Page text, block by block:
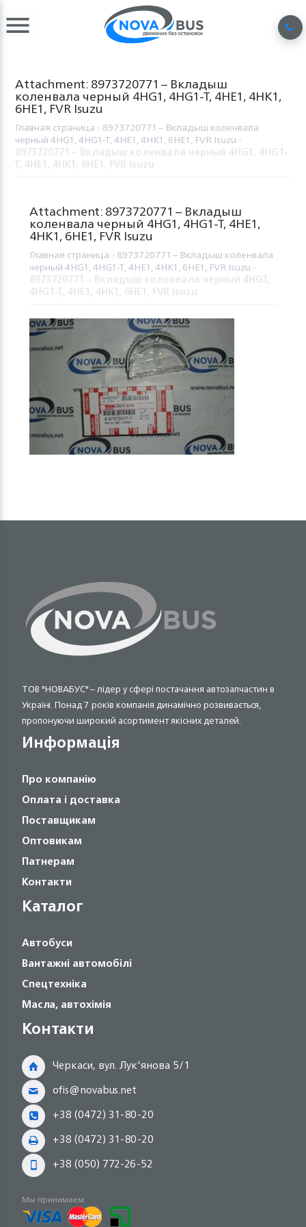
Attachment: 8973720771 – Вкладыш
коленвала черный 4HG1, 4HG1-T, 4HE1, 4HK1,
6НЕ1, FVR Isuzu
Главная страница 8973720771 – Вкладыш коленвала
черный 4HG1, 4HG1-T, 4HE1, 4HK1, 6НЕ1, FVR Isuzu
Attachment: 8973720771 – Вкладыш
коленвала черный 4HG1, 4HG1-T, 4HE1,
4HK1, 6НЕ1, FVR Isuzu
Главная страница 8973720771 – Вкладыш коленвала
черный 4HG1, 4HG1-T, 4HE1, 4HK1, 6НЕ1, FVR Isuzu
ТОВ "НОВАБУС" – лідер у сфері постачання автозапчастин в
Україні. Понад 7 років компанія динамічно розвивається,
пропонуючи широкий асортимент якісних деталей.
Информація
Про компанію
Оплата і доставка
Поставщикам
Оптовикам
Патнерам
Контакти
Каталог
Автобуси
Вантажні автомобілі
Спецтехніка
Масла, автохімія
Контакти
Черкаси, вул. Лук'янова 5/1
ofis@novabus.net
+38 (0472) 31-80-20
+38 (0472) 31-80-20
+38 (050) 772-26-52
Мы принимаем